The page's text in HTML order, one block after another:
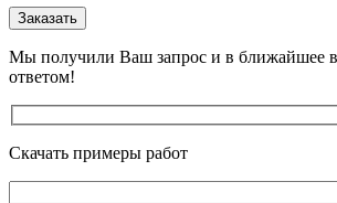
Мы получили Ваш запрос и в ближайшее
ответом!
Скачать примеры работ